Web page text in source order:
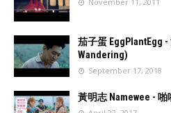
'data:post.fea
turedImage
resizeImage
100'
'data:post.fea
turedImage
茄子蛋 EggPlantEgg
Wandering)
September 17, 2018
黃明志 Namewee - 啪